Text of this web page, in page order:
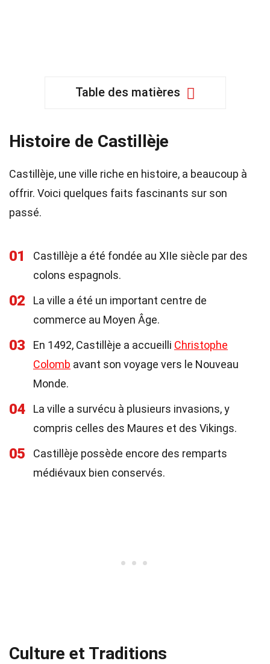
Table des matières
Histoire de Castillèje
Castillèje, une ville riche en histoire, a beaucoup à
offrir. Voici quelques faits fascinants sur son
passé.
01
Castillèje a été fondée au XIIe siècle par des
colons espagnols.
02
La ville a été un important centre de
commerce au Moyen Âge.
03 En 1492, Castillèje a accueilli Christophe
Colomb avant son voyage vers le Nouveau
Monde.
04
La ville a survécu à plusieurs invasions, y
compris celles des Maures et des Vikings.
05
Castillèje possède encore des remparts
médiévaux bien conservés.
Culture et Traditions